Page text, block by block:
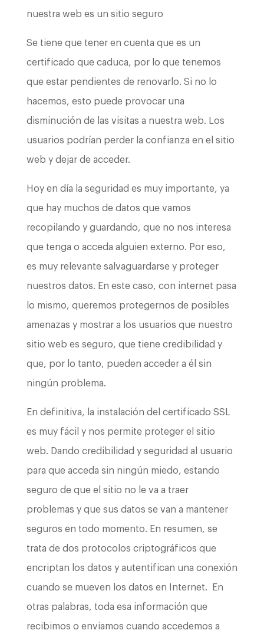
nuestra web es un sitio seguro
Se tiene que tener en cuenta que es un
certificado que caduca, por lo que tenemos
que estar pendientes de renovarlo. Si no lo
hacemos, esto puede provocar una
disminución de las visitas a nuestra web. Los
usuarios podrían perder la confianza en el sitio
web y dejar de acceder.
Hoy en día la seguridad es muy importante, ya
que hay muchos de datos que vamos
recopilando y guardando, que no nos interesa
que tenga o acceda alguien externo. Por eso,
es muy relevante salvaguardarse y proteger
nuestros datos. En este caso, con internet pasa
lo mismo, queremos protegernos de posibles
amenazas y mostrar a los usuarios que nuestro
sitio web es seguro, que tiene credibilidad y
que, por lo tanto, pueden acceder a él sin
ningún problema.
En definitiva, la instalación del certificado SSL
es muy fácil y nos permite proteger el sitio
web. Dando credibilidad y seguridad al usuario
para que acceda sin ningún miedo, estando
seguro de que el sitio no le va a traer
problemas y que sus datos se van a mantener
seguros en todo momento. En resumen, se
trata de dos protocolos criptográficos que
encriptan los datos y autentifican una conexión
cuando se mueven los datos en Internet. En
otras palabras, toda esa información que
recibimos o enviamos cuando accedemos a